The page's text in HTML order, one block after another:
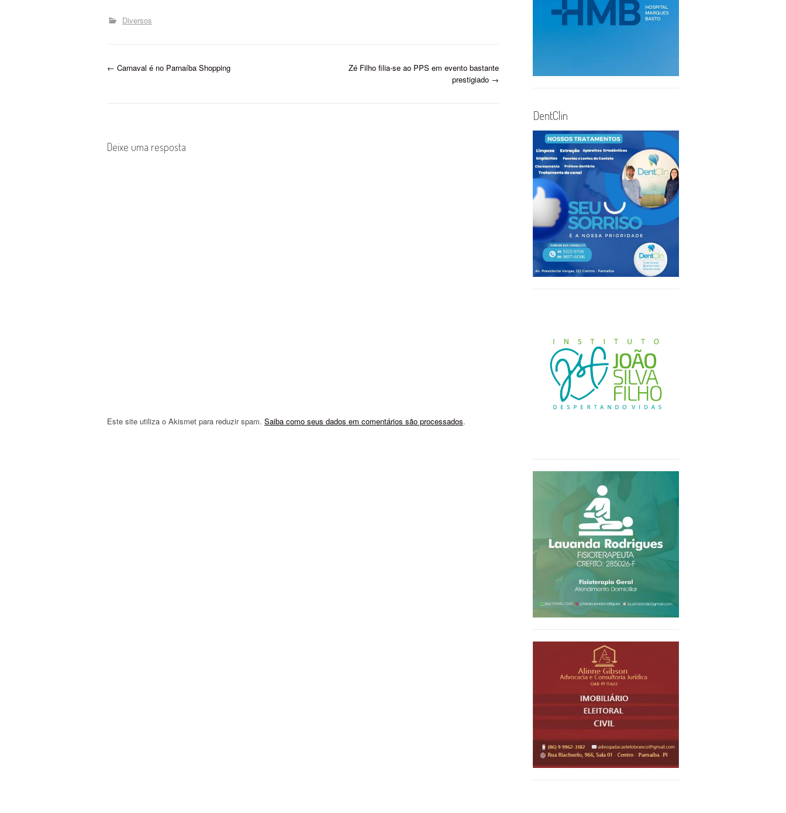
Diversos
P
t
← Carnaval é no Parnaíba Shopping
Zé Filho filia-se ao PPS em evento bastante
prestigiado →
Deixe uma resposta
Este site utiliza o Akismet para reduzir spam. Saiba como seus dados em comentários são processados.
DentClin